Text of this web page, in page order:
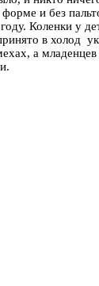
и без
Коленки у
в холод
а